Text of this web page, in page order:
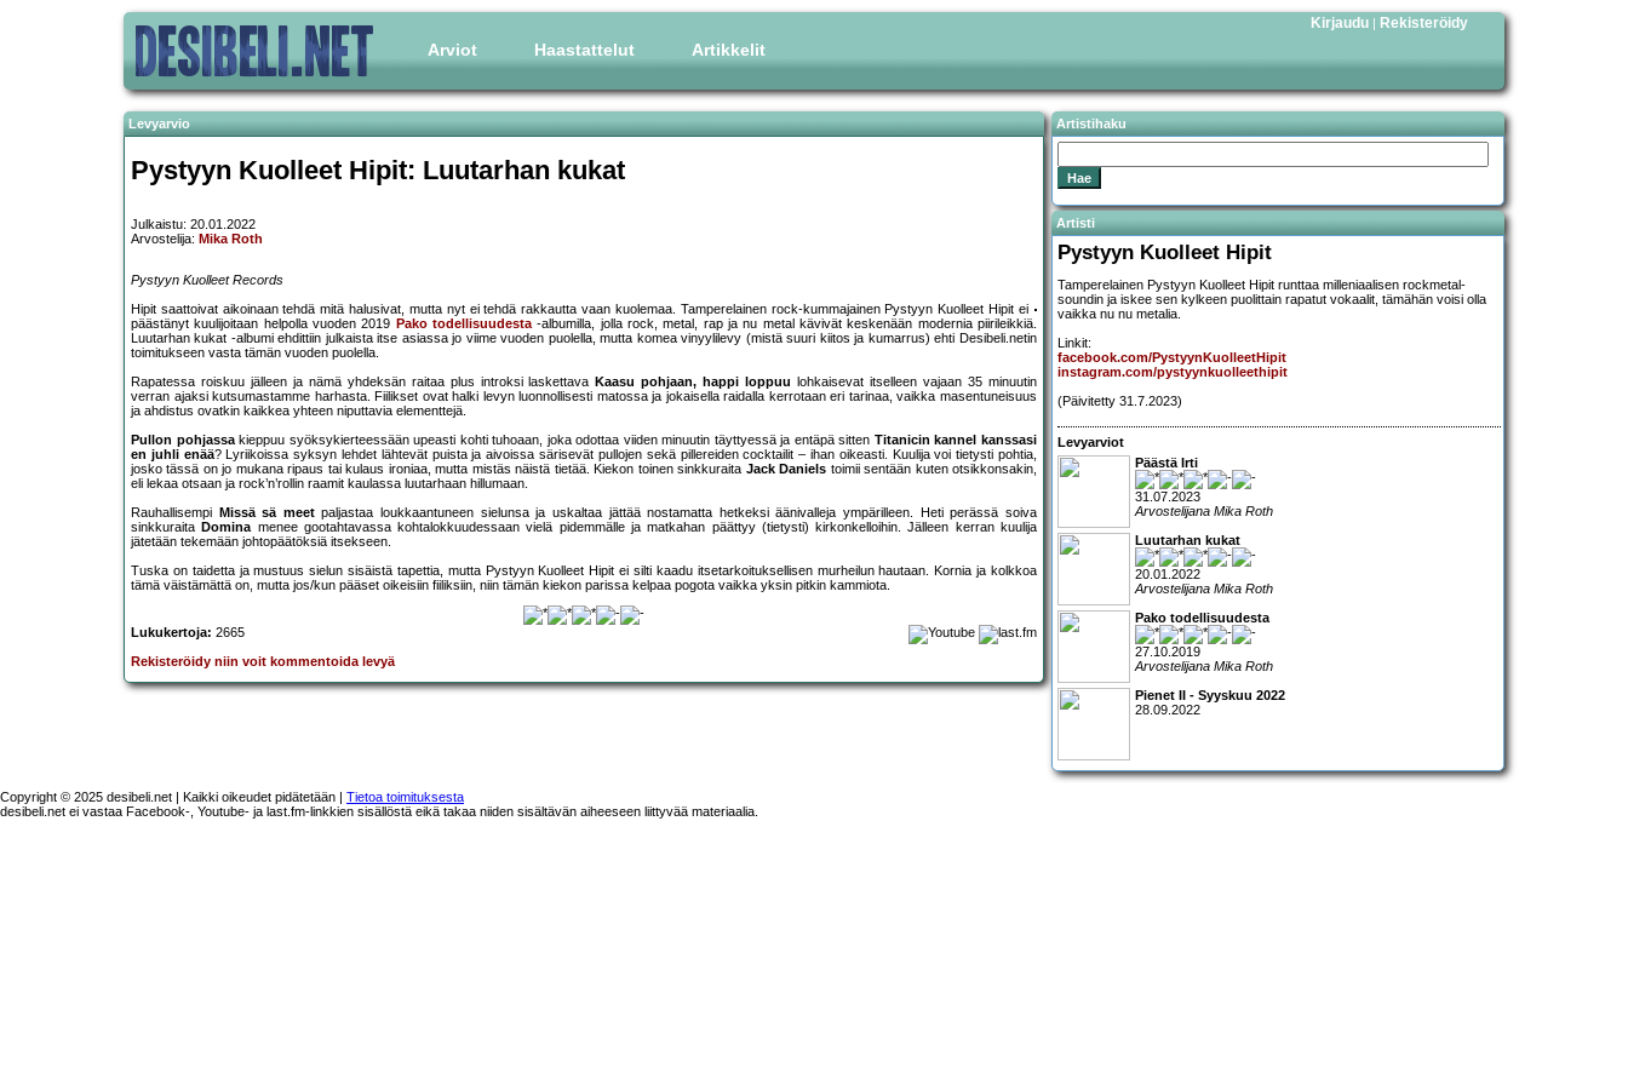
Arviot Haastattelut Artikkelit
Kirjaudu | Rekisteröidy
Levyarvio
Pystyyn Kuolleet Hipit: Luutarhan kukat
Julkaistu: 20.01.2022
Arvostelija: Mika Roth
Pystyyn Kuolleet Records
Hipit saattoivat aikoinaan tehdä mitä halusivat, mutta nyt ei tehdä rakkautta vaan kuolemaa. Tamperelainen rock-kummajainen Pystyyn Kuolleet Hipit ei
päästänyt kuulijoitaan helpolla vuoden 2019 Pako todellisuudesta-albumilla, jolla rock, metal, rap ja nu metal kävivät keskenään modernia piirileikkiä.
Luutarhan kukat -albumi ehdittiin julkaista itse asiassa jo viime vuoden puolella, mutta komea vinyylilevy (mistä suuri kiitos ja kumarrus) ehti Desibeli.netin
toimitukseen vasta tämän vuoden puolella.
Rapatessa roiskuu jälleen ja nämä yhdeksän raitaa plus introksi laskettava Kaasu pohjaan, happi loppuu
lohkaisevat itselleen vajaan 35 minuutin
verran ajaksi kutsumastamme harhasta. Fiilikset ovat halki levyn luonnollisesti matossa ja jokaisella raidalla kerrotaan eri tarinaa, vaikka masentuneisuus
ja ahdistus ovatkin kaikkea yhteen niputtavia elementtejä.
Pullon pohjassakieppuu syöksykierteessään upeasti kohti tuhoaan, joka odottaa viiden minuutin täyttyessä ja entäpä sitten Titanicin kannel kanssasi
en juhli enää? Lyriikoissa syksyn lehdet lähtevät puista ja aivoissa särisevät pullojen sekä pillereiden cocktailit – ihan oikeasti. Kuulija voi tietysti pohtia,
josko tässä on jo mukana ripaus tai kulaus ironiaa, mutta mistäs näistä tietää. Kiekon toinen sinkkuraita Jack Daniels toimii sentään kuten otsikkonsakin,
eli lekaa otsaan ja rock’n’rollin raamit kaulassa luutarhaan hillumaan.
Rauhallisempi
Missä sä meetpaljastaa loukkaantuneen sielunsa ja uskaltaa jättää nostamatta hetkeksi äänivalleja ympärilleen. Heti perässä soiva
sinkkuraita Dominamenee gootahtavassa kohtalokkuudessaan vielä pidemmälle ja matkahan päättyy (tietysti) kirkonkelloihin. Jälleen kerran kuulija
jätetään tekemään johtopäätöksiä itsekseen.
Tuska on taidetta ja mustuus sielun sisäistä tapettia, mutta Pystyyn Kuolleet Hipit ei silti kaadu itsetarkoituksellisen murheilun hautaan. Kornia ja kolkkoa
tämä väistämättä on, mutta jos/kun pääset oikeisiin fiiliksiin, niin tämän kiekon parissa kelpaa pogota vaikka yksin pitkin kammiota.
Lukukertoja: 2665
Rekisteröidy niin voit kommentoida levyä
Artistihaku
Artisti
Pystyyn Kuolleet Hipit
Tamperelainen Pystyyn Kuolleet Hipit runttaa milleniaalisen rockmetal-
soundin ja iskee sen kylkeen puolittain rapatut vokaalit, tämähän voisi olla
vaikka nu nu metalia.
Linkit:
facebook.com/PystyynKuolleetHipit
instagram.com/pystyynkuolleethipit
(Päivitetty 31.7.2023)
Levyarviot
Päästä Irti
31.07.2023
Arvostelijana Mika Roth
Luutarhan kukat
20.01.2022
Arvostelijana Mika Roth
Pako todellisuudesta
27.10.2019
Arvostelijana Mika Roth
Pienet II - Syyskuu 2022
28.09.2022
Copyright © 2025 desibeli.net | Kaikki oikeudet pidätetään | Tietoa toimituksesta
desibeli.net ei vastaa Facebook-, Youtube- ja last.fm-linkkien sisällöstä eikä takaa niiden sisältävän aiheeseen liittyvää materiaalia.